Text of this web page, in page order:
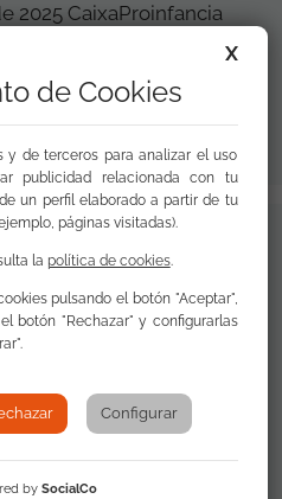
2025 CaixaProinfancia
para 85 niñas y
en la
entidades
honrar a las víctimas
justicia y
X
de Cookies
y de terceros para analizar el uso
publicidad relacionada con tu
un perfil elaborado a partir de tu
páginas visitadas).
la política de cookies.
pulsando el botón "Aceptar",
botón "Rechazar" y configurarlas
Configurar
by SocialCo